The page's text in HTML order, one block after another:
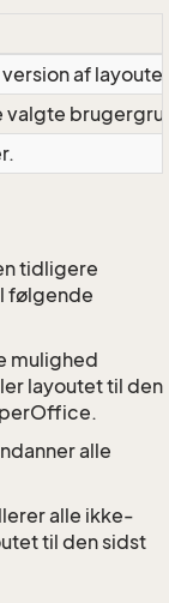
af
valgte
tidligere
følgende
mulighed
layoutet til den
alle
alle ikke-
til den sidst